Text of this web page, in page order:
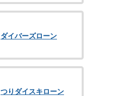
ダイバーズローン
つりダイスキローン